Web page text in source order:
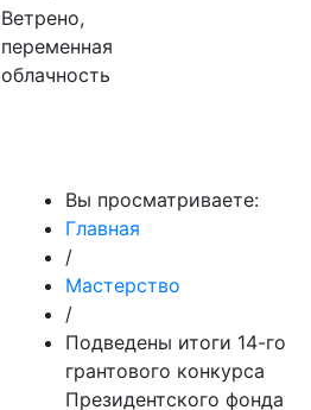
Ветрено,
переменная
облачность
Вы просматриваете:
Главная
/
Мастерство
/
Подведены итоги 14-го
грантового конкурса
Президентского фонда